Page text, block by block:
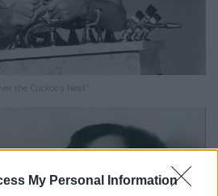
My Personal Information
the Cuckoo’s Nest“.